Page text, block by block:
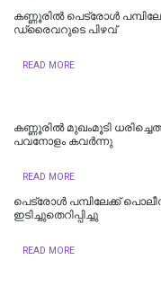
കണ്ണൂരിൽ പെട്രോൾ
ഡ്രൈവറുടെ പിഴവ്
READ MORE
കണ്ണൂരിൽ മുഖംമൂടി
പവനോളം കവർന്നു
READ MORE
പെട്രോള്‍ പമ്പിലേക്ക്
ഇടിച്ചുതെറിപ്പിച്ചു
READ MORE